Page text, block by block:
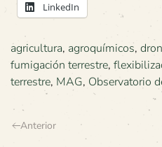
LinkedIn
agricultura, agroquímicos,
fumigación terrestre,
terrestre, MAG, Observatorio
Anterior